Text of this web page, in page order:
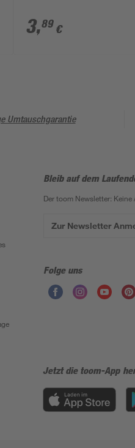
3,89 €
Umtauschgarantie
Bleib auf dem
Der toom Newsletter:
Zur Newsletter
Folge uns
Jetzt die toom-App